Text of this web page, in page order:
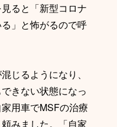
ると「新型コロナ
」と怖がるので呼
じるようになり、
きない状態になっ
用車でMSFの治療
みました。「自家